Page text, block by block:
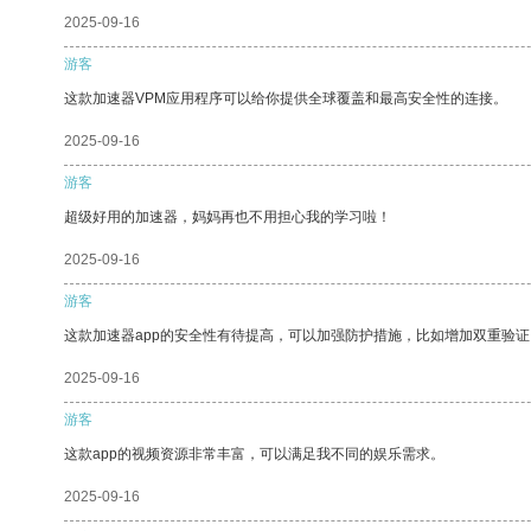
2025-09-16
游客
这款加速器VPM应用程序可以给你提供全球覆盖和最高安全性的连接。
2025-09-16
游客
超级好用的加速器，妈妈再也不用担心我的学习啦！
2025-09-16
游客
这款加速器app的安全性有待提高，可以加强防护措施，比如增加双重验
2025-09-16
游客
这款app的视频资源非常丰富，可以满足我不同的娱乐需求。
2025-09-16